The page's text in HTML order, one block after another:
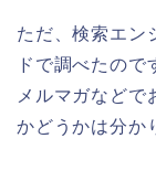
ただ、検索エン
ドで調べたの
メルマガなどで
かどうかは分か